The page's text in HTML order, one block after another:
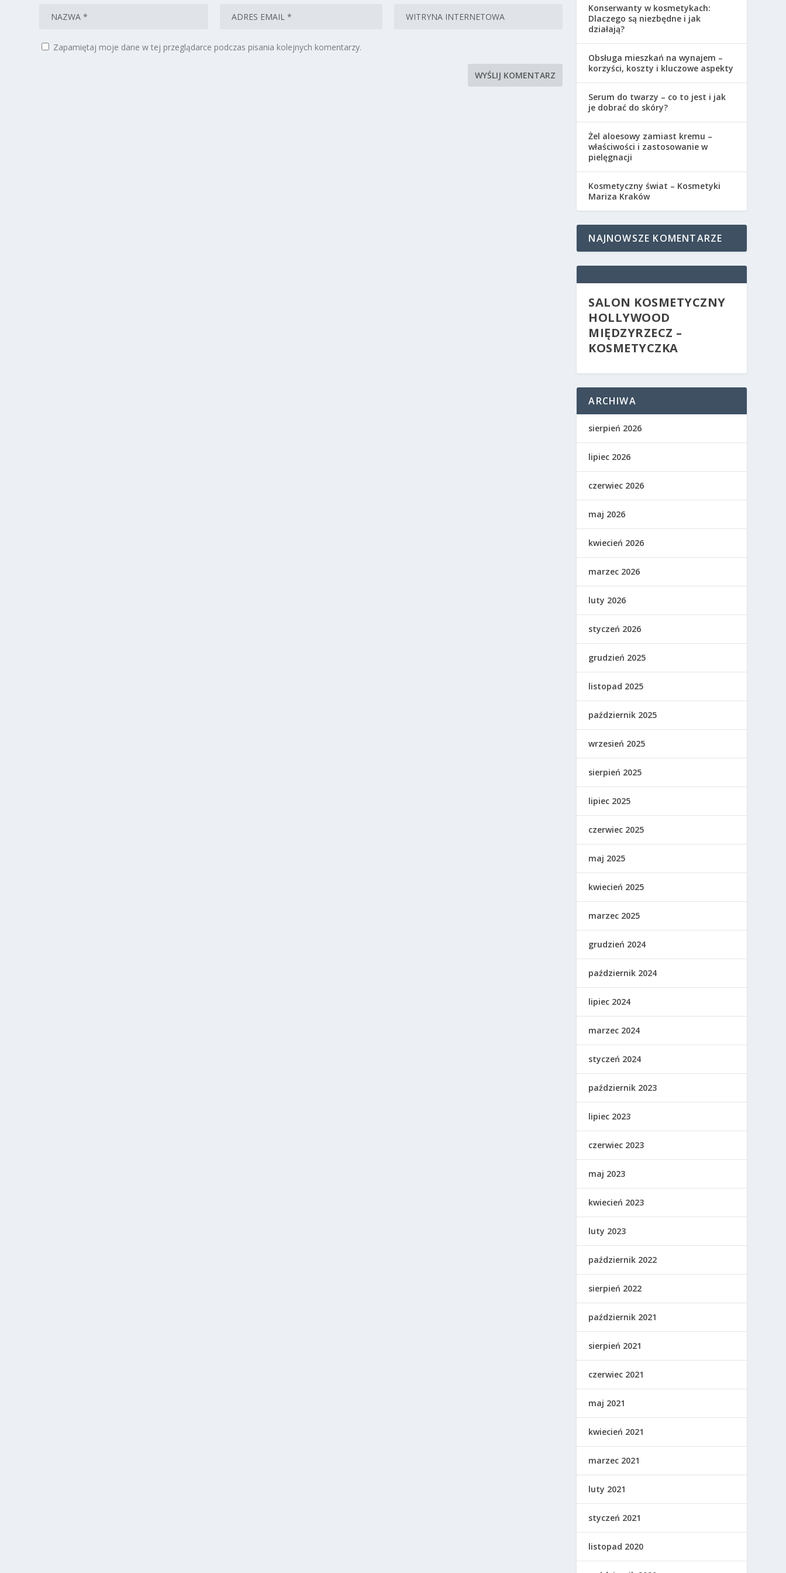
Zapamiętaj moje dane w tej przeglądarce podczas pisania kolejnych komentarzy.
Konserwanty w kosmetykach:
Dlaczego są niezbędne i jak
działają?
Obsługa mieszkań na wynajem –
korzyści, koszty i kluczowe aspekty
Serum do twarzy – co to jest i jak
je dobrać do skóry?
Żel aloesowy zamiast kremu –
właściwości i zastosowanie w
pielęgnacji
Kosmetyczny świat – Kosmetyki
Mariza Kraków
NAJNOWSZE KOMENTARZE
SALON KOSMETYCZNY
HOLLYWOOD
MIĘDZYRZECZ –
KOSMETYCZKA
ARCHIWA
sierpień 2026
lipiec 2026
czerwiec 2026
maj 2026
kwiecień 2026
marzec 2026
luty 2026
styczeń 2026
grudzień 2025
listopad 2025
październik 2025
wrzesień 2025
sierpień 2025
lipiec 2025
czerwiec 2025
maj 2025
kwiecień 2025
marzec 2025
grudzień 2024
październik 2024
lipiec 2024
marzec 2024
styczeń 2024
październik 2023
lipiec 2023
czerwiec 2023
maj 2023
kwiecień 2023
luty 2023
październik 2022
sierpień 2022
październik 2021
sierpień 2021
czerwiec 2021
maj 2021
kwiecień 2021
marzec 2021
luty 2021
styczeń 2021
listopad 2020